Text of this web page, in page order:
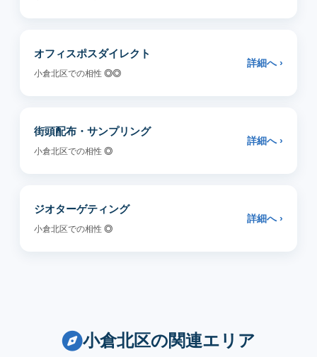
オフィスポスダイレクト
小倉北区での相性 ◎◎
詳細へ ›
街頭配布・サンプリング
小倉北区での相性 ◎
詳細へ ›
ジオターゲティング
小倉北区での相性 ◎
詳細へ ›
小倉北区の関連エリア